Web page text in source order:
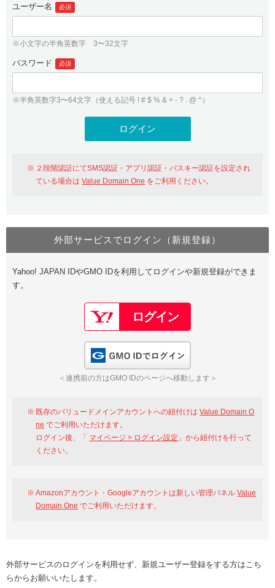
.jpドメインバックオーダー
プレミアムドメイン
人気ドメインの種類
WHOIS検索
紹介制度
バリュードメインAPI
ドメイン・ホスティングOEM
ログイン
従来のバリュードメインをご利用希望の方
Value Domainにログイン
おすすめ One レンタルサーバーを含む最新の機能を使う方
Value Domain Oneにログイン
Google
GMO ID Amazon
※AmazonはValue Domain Oneのログイン画面へ遷移します
ユーザー登録
Value Domain Oneアカウント作成
以下でも登録可能
Google Yahoo!
GMO ID
ユーザー名 必須
※小文字の半角英数字 3〜32文字
パスワード 必須
※半角英数字3〜64文字（使える記号 ! # $ % & + - ? . @ ^）
２段階認証にてSMS認証・アプリ認証・パスキー認証を設定され
ている場合はValue Domain One をご利用ください。
外部サービスでログイン（新規登録）
Yahoo! JAPAN IDやGMO IDを利用してログインや新規登録ができま
す。
＜連携前の方はGMO IDのページへ移動します＞
既存のバリュードメインアカウントへの紐付けはValue Domain O
ne でご利用いただけます。
ログイン後、「 マイページ > ログイン設定 」から紐付けを行って
ください。
Amazonアカウント・Googleアカウントは新しい管理パネルValue
Domain One でご利用いただけます。
外部サービスのログインを利用せず、新規ユーザー登録をする方はこち
らからお願いいたします。